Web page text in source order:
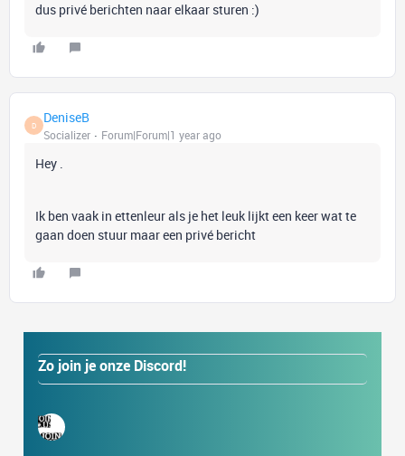
dus privé berichten naar elkaar sturen :)
D DeniseB
Socializer Forum|Forum|1 year ago
Hey .
Ik ben vaak in ettenleur als je het leuk lijkt een keer wat te
gaan doen stuur maar een privé bericht
Zo join je onze Discord!